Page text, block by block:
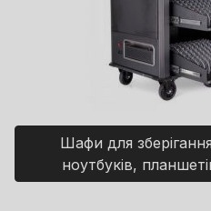
Шафи для
ноутбуків,